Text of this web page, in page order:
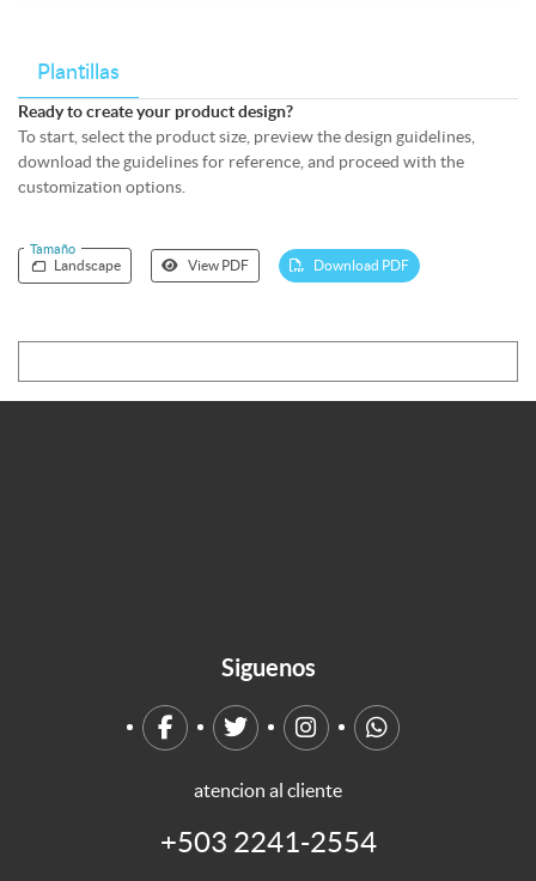
Plantillas
Ready to create your product design?
To start, select the product size, preview the design guidelines,
download the guidelines for reference, and proceed with the
customization options.
Tamaño
Landscape View PDF Download PDF
Siguenos
atencion al cliente
+503 2241-2554